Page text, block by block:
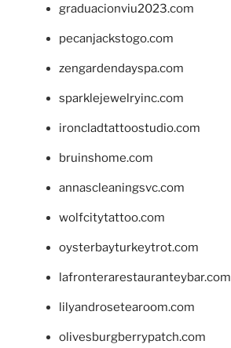
graduacionviu2023.com
pecanjackstogo.com
zengardendayspa.com
sparklejewelryinc.com
ironcladtattoostudio.com
bruinshome.com
annascleaningsvc.com
wolfcitytattoo.com
oysterbayturkeytrot.com
lafronterarestauranteybar.com
lilyandrosetearoom.com
olivesburgberrypatch.com